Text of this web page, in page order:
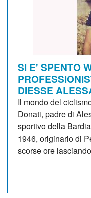
SI E' SPENTO
DIESSE
Il mondo del
Donati, padre di
sportivo della
1946, originario di
scorse ore